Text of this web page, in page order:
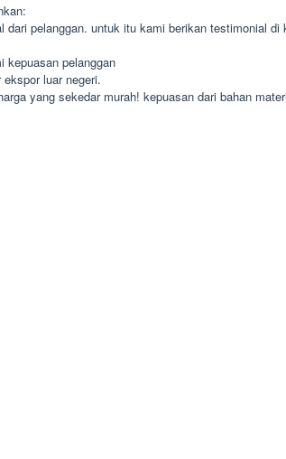
pelanggan. untuk itu kami berikan testimonial
kepuasan pelanggan
luar negeri.
yang sekedar murah! kepuasan dari bahan